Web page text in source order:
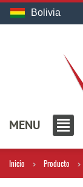
Bolivia
MENU
Inicio Producto